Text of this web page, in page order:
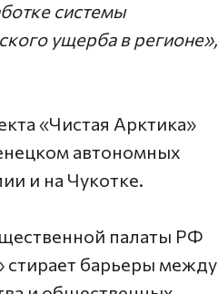
системы
ущерба в регионе»,
«Чистая Арктика»
автономных
и на Чукотке.
палаты РФ
стирает барьеры между